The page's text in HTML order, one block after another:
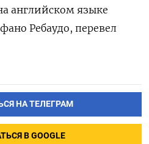
английском языке
Ребаудо, перевел
НА ТЕЛЕГРАМ
В GOOGLE